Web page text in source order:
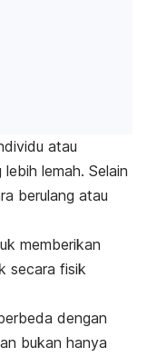
atau
lemah. Selain
berulang atau
memberikan
secara fisik
dengan
bukan hanya